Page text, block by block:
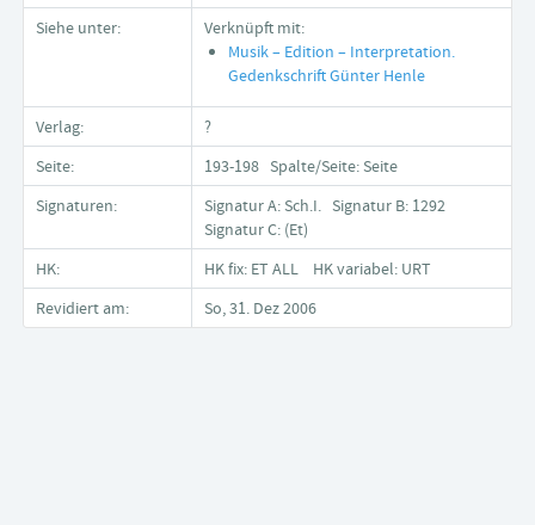
Siehe unter:
Verknüpft mit:
Musik – Edition – Interpretation.
Gedenkschrift Günter Henle
Verlag:
?
Seite:
193-198 Spalte/Seite: Seite
Signaturen:
Signatur A: Sch.I. Signatur B: 1292
Signatur C: (Et)
HK:
HK fix: ET ALL HK variabel: URT
Revidiert am:
So, 31. Dez 2006